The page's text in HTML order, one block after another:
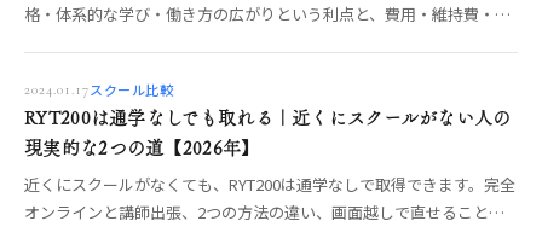
格・体系的な学び・働き方の広がりという利点と、費用・維持費・取
2024.01.17スクール比較
RYT200は通学なしでも取れる｜近くにスクールがない人の
現実的な2つの道【2026年】
近くにスクールがなくても、RYT200は通学なしで取得できます。完全
オンラインと講師出張、2つの方法の違い、画面越しで直せること・